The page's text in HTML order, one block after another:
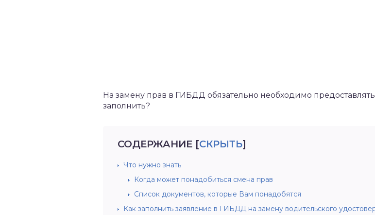
На замену прав в ГИБДД обязательно необходимо
заполнить?
СОДЕРЖАНИЕ [СКРЫТЬ]
Что нужно знать
Когда может понадобиться смена прав
Список документов, которые Вам понадобятся
Как заполнить заявление в ГИБДД на замену водительского